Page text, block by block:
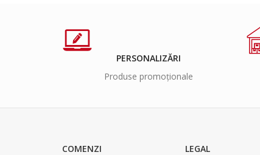
PERSONALIZĂRI
Produse promoționale
COMENZI
LEGAL